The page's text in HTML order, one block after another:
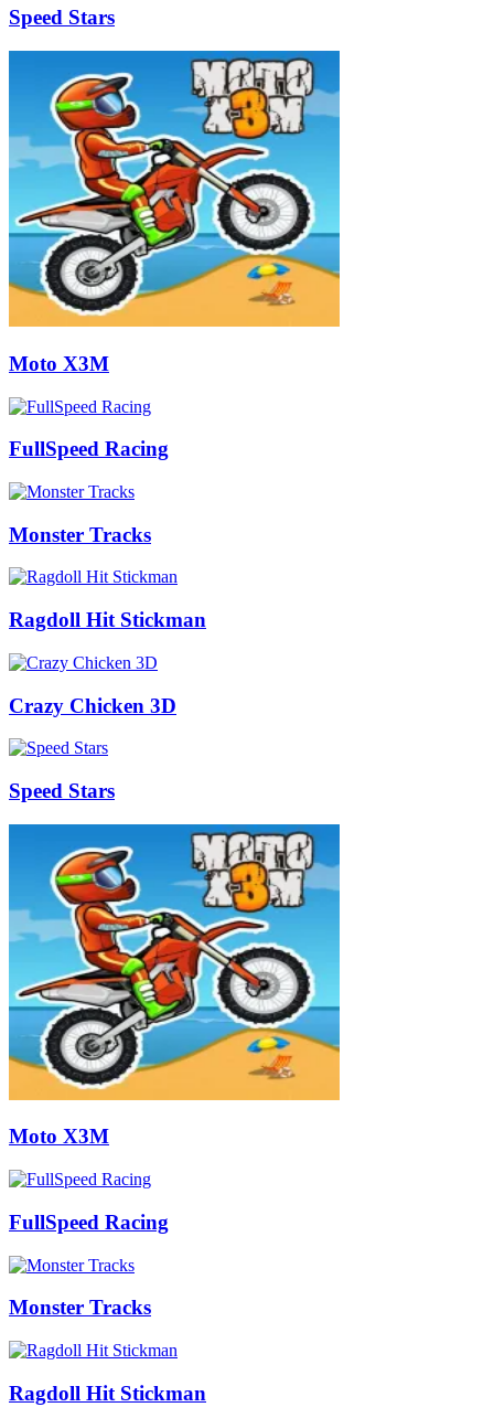
Speed Stars
Moto X3M
FullSpeed Racing
Monster Tracks
Ragdoll Hit Stickman
Crazy Chicken 3D
Speed Stars
Moto X3M
FullSpeed Racing
Monster Tracks
Ragdoll Hit Stickman